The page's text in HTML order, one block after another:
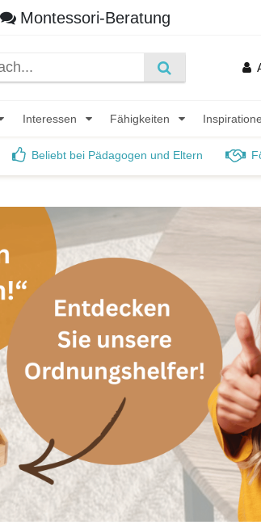
Montessori-Beratung
Interessen Fähigkeiten
Beliebt bei Pädagogen und Eltern